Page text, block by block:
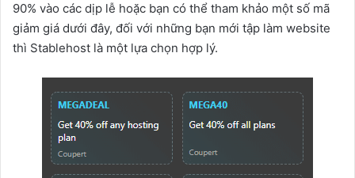
90% vào các dịp lễ hoặc bạn có thể tham khảo một số mã
giảm giá dưới đây, đối với những bạn mới tập làm website
thì Stablehost là một lựa chọn hợp lý.